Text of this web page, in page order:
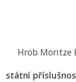
Hrob Moritze
státní